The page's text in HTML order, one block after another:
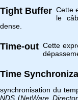
Tight Buffer Cette
le
dense.
Time-out Cette
Time
synchronisation du
NDS (NetWare